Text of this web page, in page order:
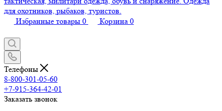
Избранные товары 0 Корзина 0
Телефоны
8-800-301-05-60
+7-915-364-42-01
Заказать звонок